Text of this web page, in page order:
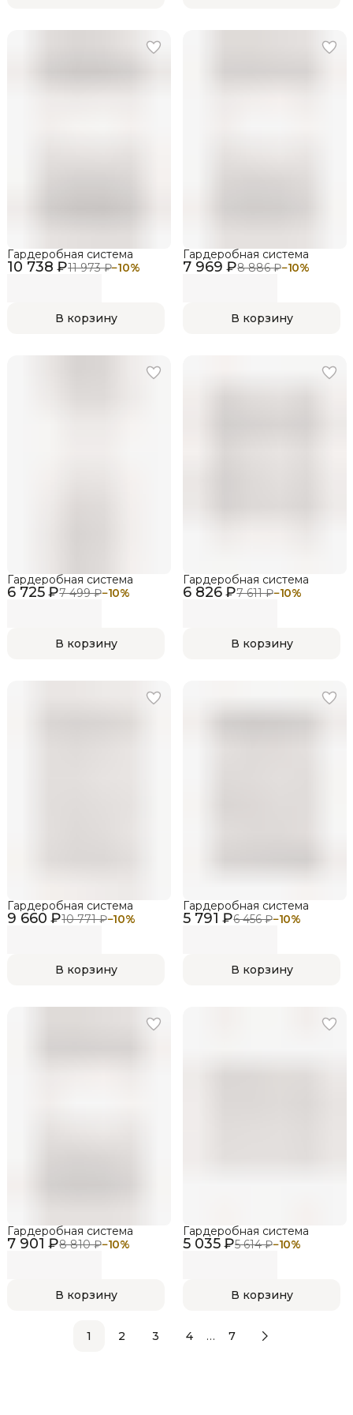
10 738 ₽11 973 ₽−10%
Гардеробная система
В корзину
7 969 ₽8 886 ₽−10%
Гардеробная система
В корзину
6 725 ₽7 499 ₽−10%
Гардеробная система
В корзину
6 826 ₽7 611 ₽−10%
Гардеробная система
В корзину
9 660 ₽10 771 ₽−10%
Гардеробная система
В корзину
5 791 ₽6 456 ₽−10%
Гардеробная система
В корзину
7 901 ₽8 810 ₽−10%
Гардеробная система
В корзину
5 035 ₽5 614 ₽−10%
Гардеробная система
В корзину
1 2 3 4 … 7